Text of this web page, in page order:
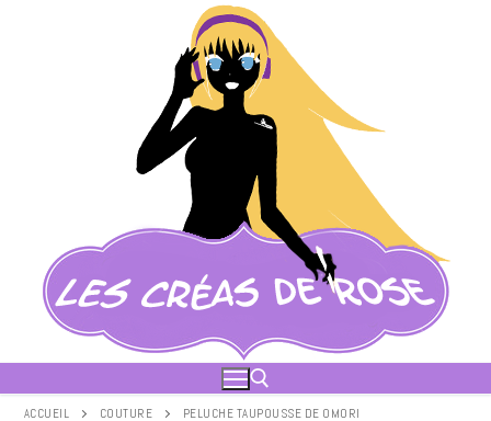
ACCUEIL COUTURE PELUCHE TAUPOUSSE DE OMORI